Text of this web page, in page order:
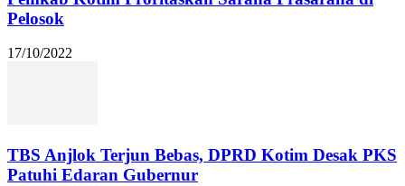
Pelosok
17/10/2022
TBS Anjlok Terjun Bebas, DPRD Kotim Desak PKS
Patuhi Edaran Gubernur